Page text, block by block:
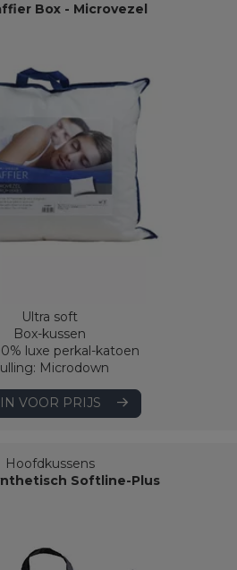
Box - Microvezel
Ultra soft
Box-kussen
luxe perkal-katoen
Microdown
VOOR PRIJS
Hoofdkussens
Softline-Plus